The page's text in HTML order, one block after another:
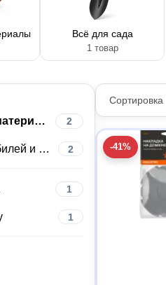
Всё для сада
1 товар
Расходные материалы 2
Для автомобилей и автосервисного оборудования 2
1
1
Сортировка
-41%